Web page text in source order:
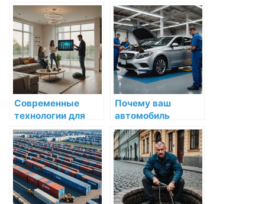
аспекты оптовой
торговли на
примере компании
Трайв
комплектации:
обзор
современных
технических
характеристик
Современные
технологии для
комфортного
проживания:
Установка
системы «Умный
дом» в
Краснодаре
Почему ваш
автомобиль
заслуживает
только лучшего:
всё, что нужно
знать о сервисном
обслуживании